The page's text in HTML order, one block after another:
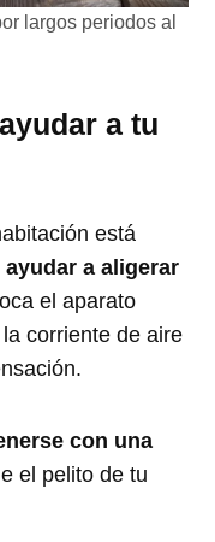
largos periodos al
a tu
está
a aligerar
el aparato
corriente de aire
con una
el pelito de tu